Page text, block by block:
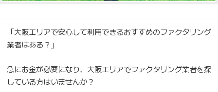
「大阪エリアで安心して利用できるおすすめのファクタリング
業者はある？」
急にお金が必要になり、大阪エリアでファクタリング業者を探
している方はいませんか？